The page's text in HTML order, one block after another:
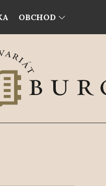
OBCHOD